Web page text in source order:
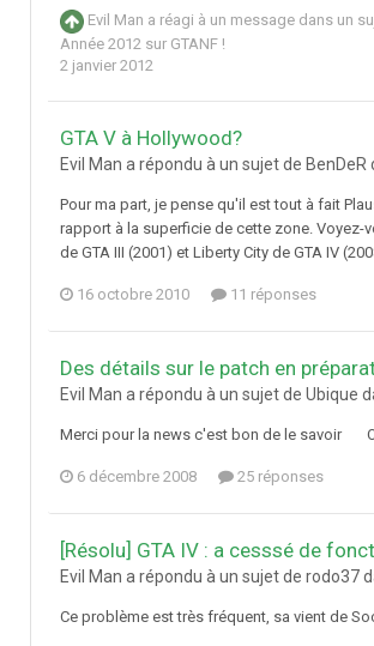
Evil Man a réagi à un message dans un
Année 2012 sur GTANF !
2 janvier 2012
GTA V à Hollywood?
Evil Man a répondu à un sujet de BenDeR
Pour ma part, je pense qu'il est tout à fait
rapport à la superficie de cette zone. Voyez-
de GTA III (2001) et Liberty City de GTA IV
16 octobre 2010 11 réponses
Des détails sur le patch en
Evil Man a répondu à un sujet de Ubique
Merci pour la news c'est bon de le savoir
6 décembre 2008 25 réponses
[Résolu] GTA IV : a cesssé de
Evil Man a répondu à un sujet de rodo37
Ce problème est très fréquent, sa vient de